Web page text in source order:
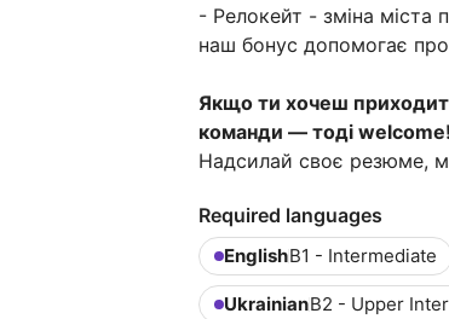
- Релокейт - зміна міста
наш бонус допомогає
Якщо ти хочеш
команди — тоді welcome!
Надсилай своє резюме,
Required languages
EnglishB1 - Intermediate
UkrainianB2 - Upper